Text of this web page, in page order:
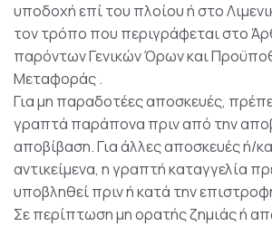
υποδοχή επί του πλοίου ή στο
τον τρόπο που περιγράφεται στο
παρόντων Γενικών Όρων και
Μεταφοράς .
Για μη παραδοτέες αποσκευές,
γραπτά παράπονα πριν από την
αποβίβαση. Για άλλες αποσκευές ή/
αντικείμενα, η γραπτή καταγγελία
υποβληθεί πριν ή κατά την
Σε περίπτωση μη ορατής ζημιάς ή